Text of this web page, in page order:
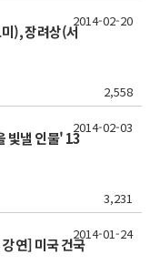
), 장려상(서
2,558
2014-02-20
3,231
2014-02-03
연] 미국 건국
2014-01-24